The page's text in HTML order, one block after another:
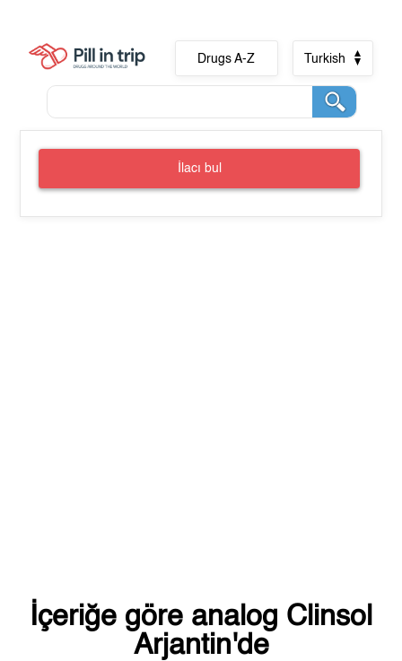
Drugs A-Z Turkish
İlacı bul
İçeriğe göre analog Clinsol
Arjantin'de